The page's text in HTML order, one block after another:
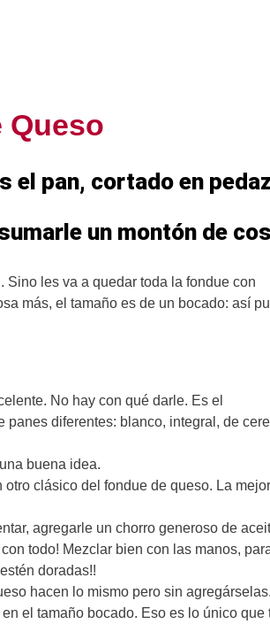
Queso
el pan, cortado en
un montón de
les va a quedar toda la fondue con
más, el tamaño es de un bocado: así
No hay con qué darle. Es el
panes diferentes: blanco, integral, de
buena idea.
clásico del fondue de queso. La mejor
agregarle un chorro generoso de
todo! Mezclar bien con las manos,
doradas!!
hacen lo mismo pero sin agregárselas.
el tamaño bocado. Eso es lo único que